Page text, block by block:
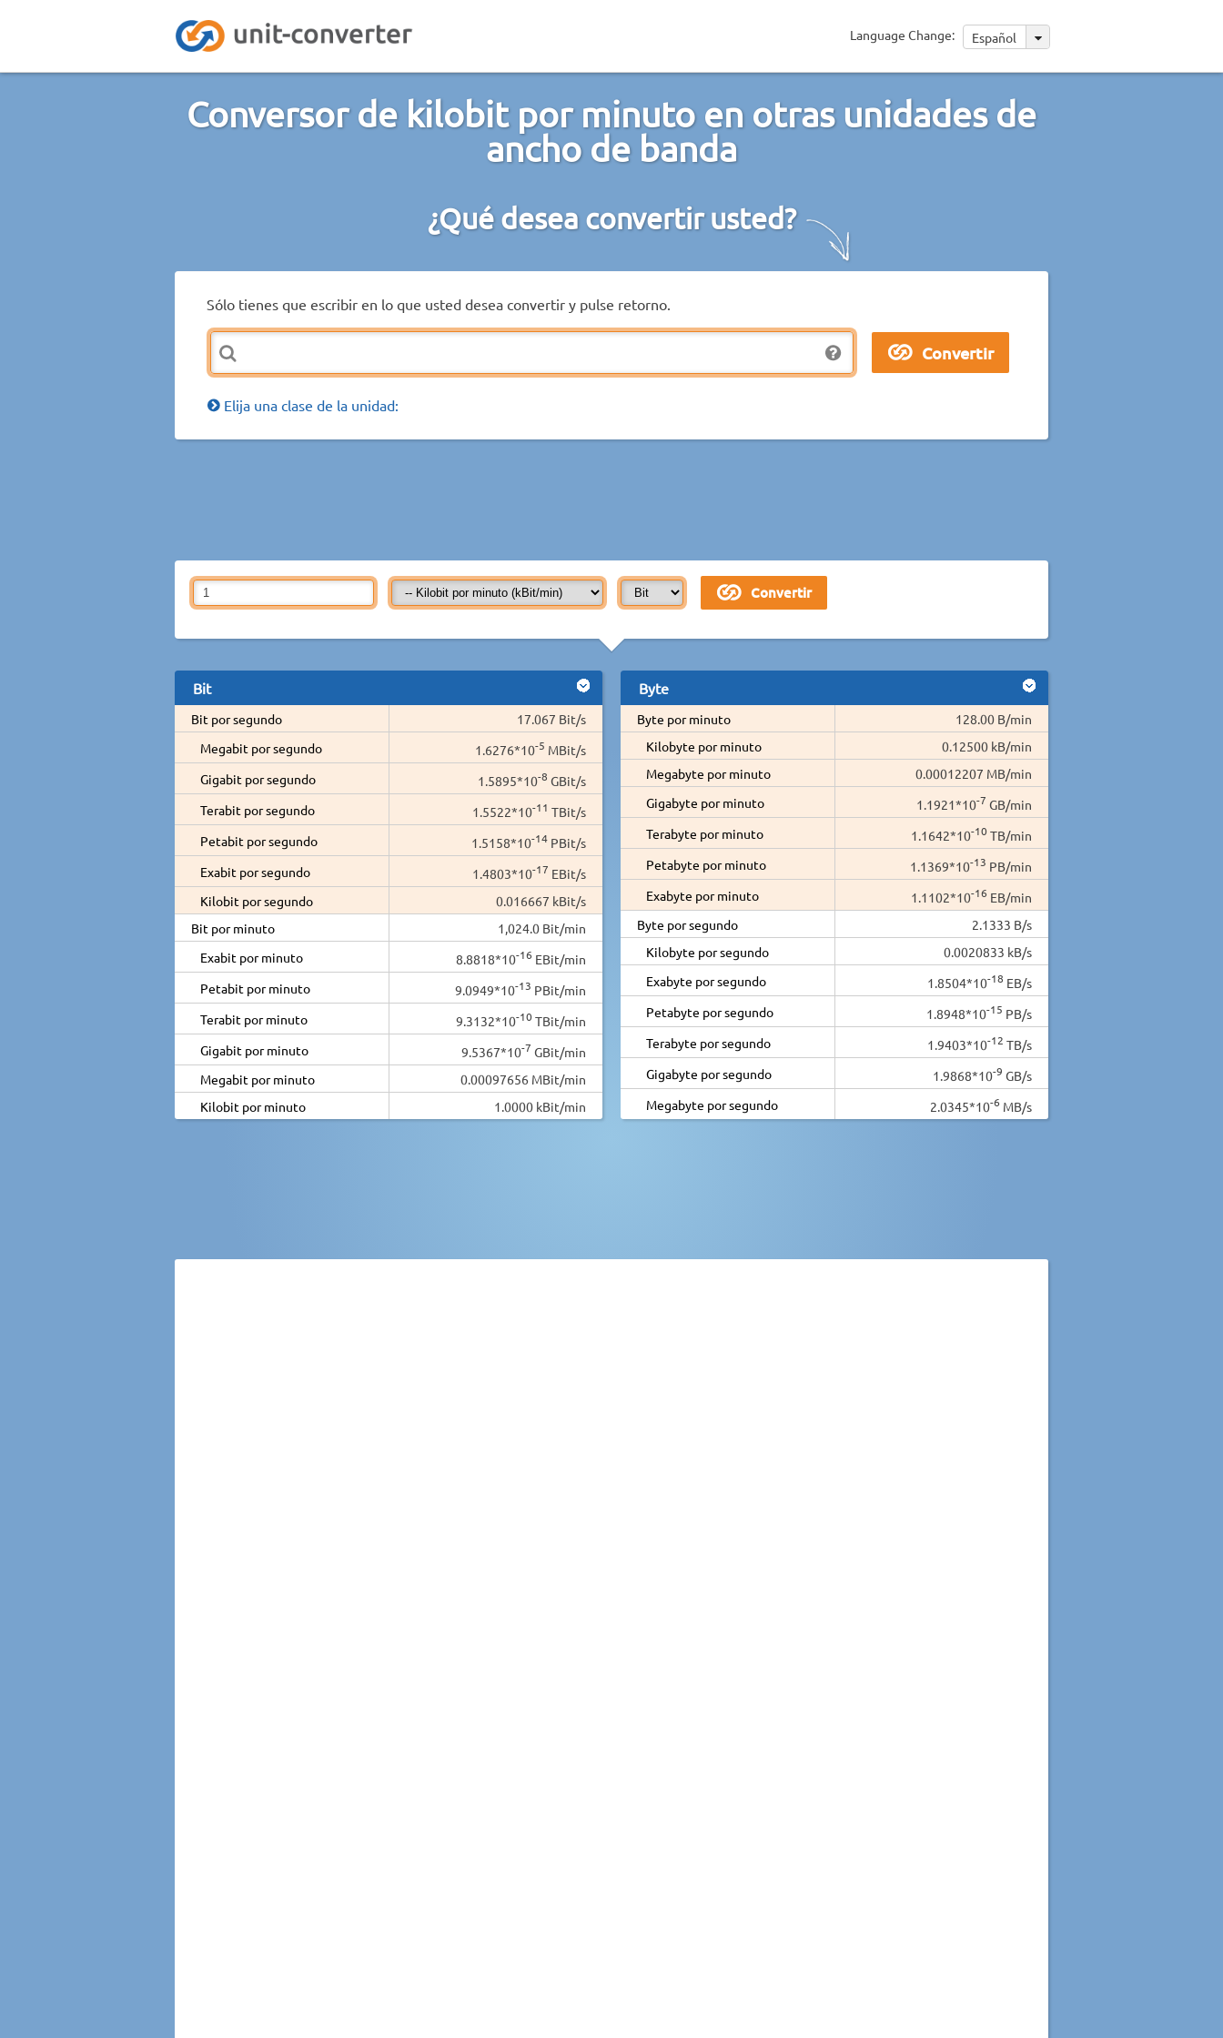
Language Change: Español
Conversor de kilobit por minuto en otras unidades de
ancho de banda
¿Qué desea convertir usted?
Sólo tienes que escribir en lo que usted desea convertir y pulse retorno.
Elija una clase de la unidad:
Bit
Bit por segundo
17.067 Bit/s
Megabit por segundo
1.6276*10-5 MBit/s
Gigabit por segundo
1.5895*10-8 GBit/s
Terabit por segundo
1.5522*10-11 TBit/s
Petabit por segundo
1.5158*10-14 PBit/s
Exabit por segundo
1.4803*10-17 EBit/s
Kilobit por segundo
0.016667 kBit/s
Bit por minuto
1,024.0 Bit/min
Exabit por minuto
8.8818*10-16 EBit/min
Petabit por minuto
9.0949*10-13 PBit/min
Terabit por minuto
9.3132*10-10 TBit/min
Gigabit por minuto
9.5367*10-7 GBit/min
Megabit por minuto
0.00097656 MBit/min
Kilobit por minuto
1.0000 kBit/min
Byte
Byte por minuto
128.00 B/min
Kilobyte por minuto
0.12500 kB/min
Megabyte por minuto
0.00012207 MB/min
Gigabyte por minuto
1.1921*10-7 GB/min
Terabyte por minuto
1.1642*10-10 TB/min
Petabyte por minuto
1.1369*10-13 PB/min
Exabyte por minuto
1.1102*10-16 EB/min
Byte por segundo
2.1333 B/s
Kilobyte por segundo
0.0020833 kB/s
Exabyte por segundo
1.8504*10-18 EB/s
Petabyte por segundo
1.8948*10-15 PB/s
Terabyte por segundo
1.9403*10-12 TB/s
Gigabyte por segundo
1.9868*10-9 GB/s
Megabyte por segundo
2.0345*10-6 MB/s